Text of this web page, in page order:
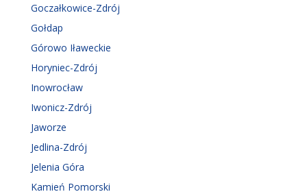
Goczałkowice-Zdrój
Gołdap
Górowo Iławeckie
Horyniec-Zdrój
Inowrocław
Iwonicz-Zdrój
Jaworze
Jedlina-Zdrój
Jelenia Góra
Kamień Pomorski